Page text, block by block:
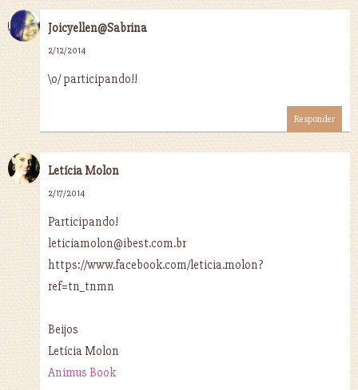
Joicyellen@Sabrina
2/12/2014
\o/ participando!!
Responder
Letícia Molon
2/17/2014
Participando!
leticiamolon@ibest.com.br
https://www.facebook.com/leticia.molon?
ref=tn_tnmn
Beijos
Letícia Molon
Animus Book